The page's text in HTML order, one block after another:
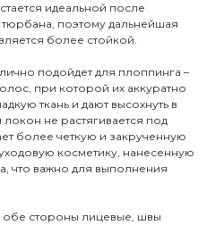
идеальной после
поэтому дальнейшая
более стойкой.
подойдет для плоппинга –
при которой их аккуратно
ткань и дают высохнуть в
не растягивается под
более четкую и закрученную
косметику, нанесенную
что важно для выполнения
обе стороны лицевые, швы